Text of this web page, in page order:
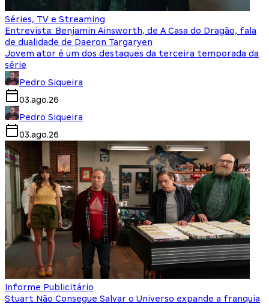
Séries, TV e Streaming
Entrevista: Benjamin Ainsworth, de A Casa do Dragão, fala
de dualidade de Daeron Targaryen
Jovem ator é um dos destaques da terceira temporada da
série
Pedro Siqueira
03.ago.26
Pedro Siqueira
03.ago.26
Informe Publicitário
Stuart Não Consegue Salvar o Universo expande a franquia